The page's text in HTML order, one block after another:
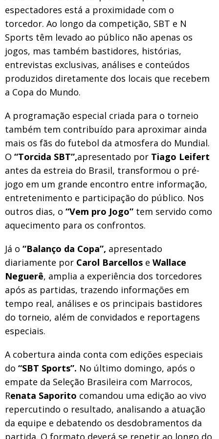
espectadores está a proximidade com o
torcedor. Ao longo da competição, SBT e N
Sports têm levado ao público não apenas os
jogos, mas também bastidores, histórias,
entrevistas exclusivas, análises e conteúdos
produzidos diretamente dos locais que recebem
a Copa do Mundo.
A programação especial criada para o torneio
também tem contribuído para aproximar ainda
mais os fãs do futebol da atmosfera do Mundial.
O “Torcida SBT”,apresentado por Tiago Leifert
antes da estreia do Brasil, transformou o pré-
jogo em um grande encontro entre informação,
entretenimento e participação do público. Nos
outros dias, o “Vem pro Jogo” tem servido como
aquecimento para os confrontos.
Já o “Balanço da Copa”, apresentado
diariamente por Carol Barcellos e Wallace
Neguerê, amplia a experiência dos torcedores
após as partidas, trazendo informações em
tempo real, análises e os principais bastidores
do torneio, além de convidados e reportagens
especiais.
A cobertura ainda conta com edições especiais
do “SBT Sports”. No último domingo, após o
empate da Seleção Brasileira com Marrocos,
Renata Saporito comandou uma edição ao vivo
repercutindo o resultado, analisando a atuação
da equipe e debatendo os desdobramentos da
partida. O formato deverá se repetir ao longo do